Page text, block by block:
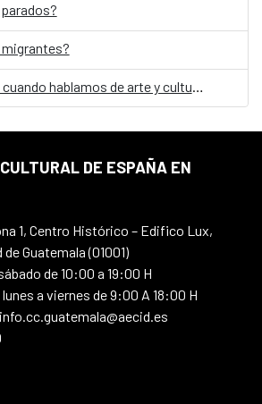
DE ESPAÑA EN
1, Centro Histórico – Edifico Lux,
Guatemala (01001)
de 10:00 a 19:00 H
lunes a viernes de 9:00 A 18:00 H